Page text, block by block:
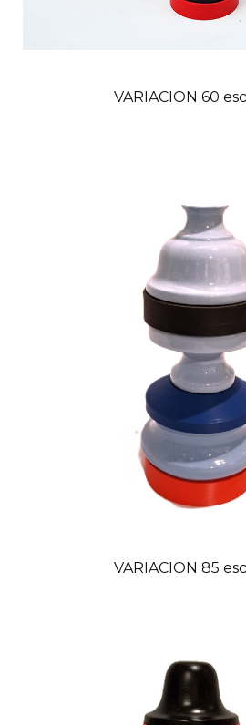
VARIACION 60
VARIACION 85